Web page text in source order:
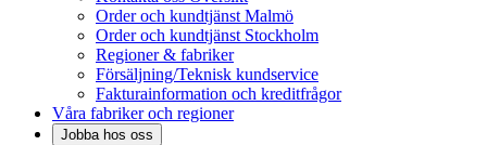
Order och kundtjänst Malmö
Order och kundtjänst Stockholm
Regioner & fabriker
Försäljning/Teknisk kundservice
Fakturainformation och kreditfrågor
Våra fabriker och regioner
Jobba hos oss